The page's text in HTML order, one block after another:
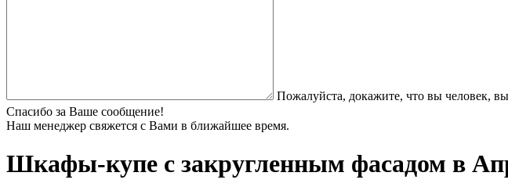
Пожалуйста, докажите, что вы человек,
Спасибо за Ваше сообщение!
Наш менеджер свяжется с Вами в ближайшее время.
Шкафы-купе с закругленным фасадом в